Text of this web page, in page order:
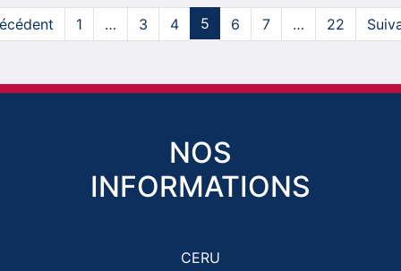
1 … 3 4 5 6 7 … 22
NOS
INFORMATIONS
CERU